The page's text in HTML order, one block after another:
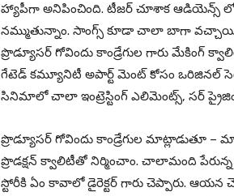
హ్యాపీగా అనిపించింది. టీజర్ చూశాక ఆడియెన్స్
నమ్ముతున్నాం. సాంగ్స్ కూడా చాలా బాగా
ప్రొడ్యూసర్ గోవిందు కాండ్రేగుల గారు మేకింగ్
గేటెడ్ కమ్యూనిటీ అపార్ట్ మెంట్ కోసం ఒరిజినల్
సినిమాలో చాలా ఇంట్రెస్టింగ్ ఎలిమెంట్స్, సర్
ప్రొడ్యూసర్ గోవిందు కాండ్రేగుల మాట్లాడుతూ
ప్రొడక్షన్ క్వాలిటీతో నిర్మించాం. చాలామంది
స్టోరీకి ఏం కావాలో డైరెక్టర్ గారు చెప్పారు. ఆయన